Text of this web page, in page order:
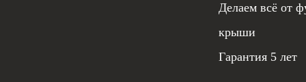
Делаем всё от
крыши
Гарантия 5 лет